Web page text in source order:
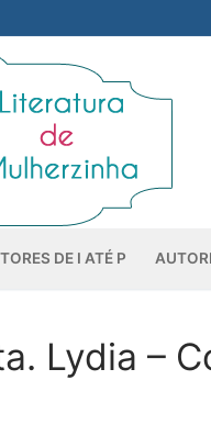
DE I ATÉ P
Lydia –